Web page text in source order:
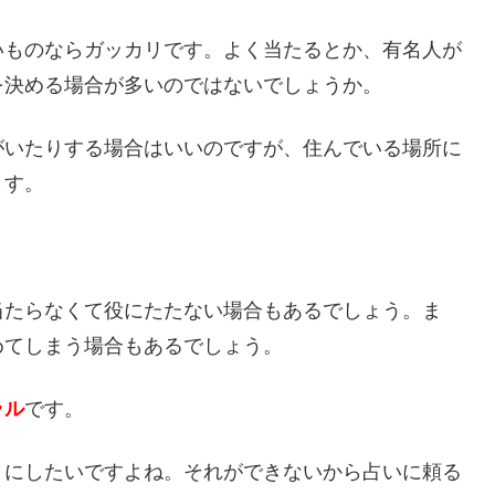
のならガッカリです。よく当たるとか、有名人が
める場合が多いのではないでしょうか。
たりする場合はいいのですが、住んでいる場所に
。
らなくて役にたたない場合もあるでしょう。ま
しまう場合もあるでしょう。
ルです。
したいですよね。それができないから占いに頼る